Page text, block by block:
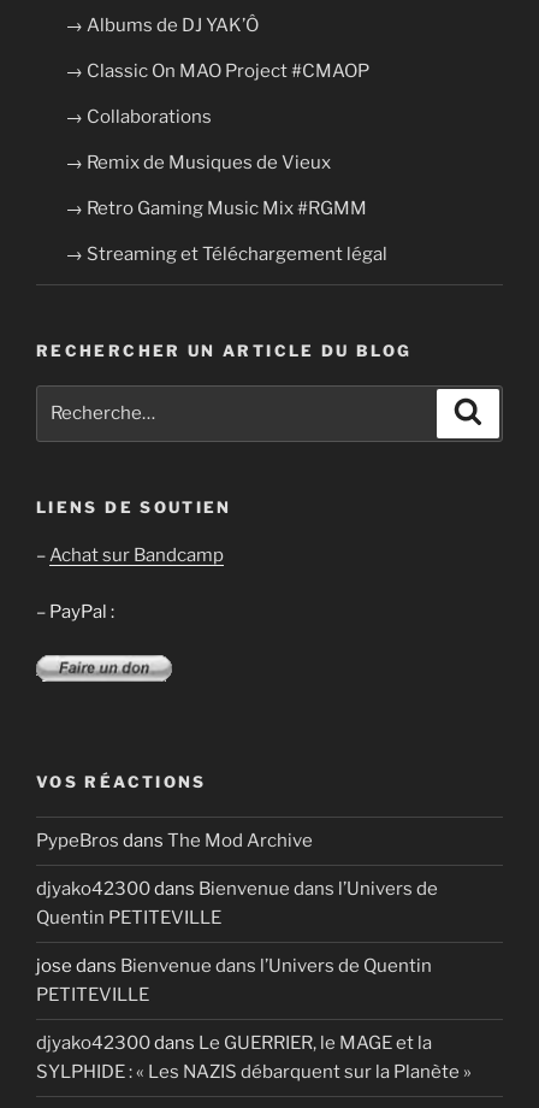
→ Albums de DJ YAK’Ô
→ Classic On MAO Project #CMAOP
→ Collaborations
→ Remix de Musiques de Vieux
→ Retro Gaming Music Mix #RGMM
→ Streaming et Téléchargement légal
RECHERCHER UN ARTICLE DU BLOG
LIENS DE SOUTIEN
–Achat sur Bandcamp
– PayPal :
VOS RÉACTIONS
PypeBros dans The Mod Archive
djyako42300dans Bienvenue dans l’Univers de
Quentin PETITEVILLE
jose dans Bienvenue dans l’Univers de Quentin
PETITEVILLE
djyako42300dans Le GUERRIER, le MAGE et la
SYLPHIDE : « Les NAZIS débarquent sur la Planète »